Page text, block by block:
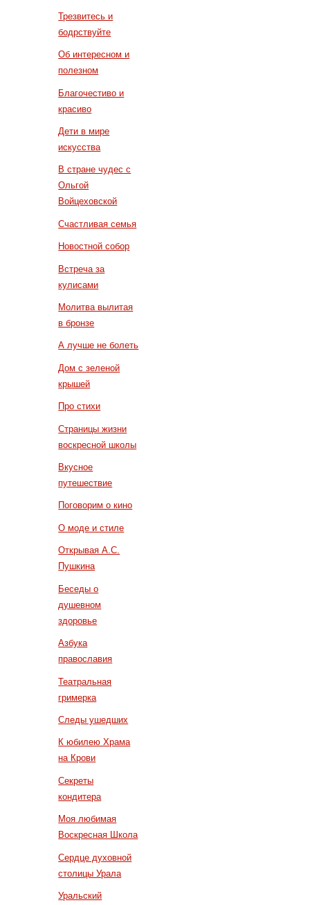
Трезвитесь и
бодрствуйте
Об интересном и
полезном
Благочестиво и
красиво
Дети в мире
искусства
В стране чудес с
Ольгой
Войцеховской
Счастливая семья
Новостной собор
Встреча за
кулисами
Молитва вылитая
в бронзе
А лучше не болеть
Дом с зеленой
крышей
Про стихи
Страницы жизни
воскресной школы
Вкусное
путешествие
Поговорим о кино
О моде и стиле
Открывая А.С.
Пушкина
Беседы о
душевном
здоровье
Азбука
православия
Театральная
гримерка
Следы ушедших
К юбилею Храма
на Крови
Секреты
кондитера
Моя любимая
Воскресная Школа
Сердце духовной
столицы Урала
Уральский